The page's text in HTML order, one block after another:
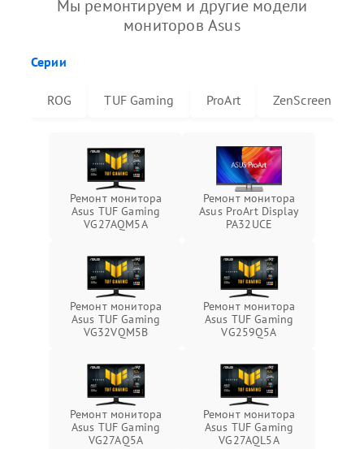
Мы ремонтируем и другие модели
мониторов Asus
Серии
ROG TUF Gaming ProArt ZenScreen
Ремонт монитора
Asus TUF Gaming
VG27AQM5A
Ремонт монитора
Asus ProArt Display
PA32UCE
Ремонт монитора
Asus TUF Gaming
VG32VQM5B
Ремонт монитора
Asus TUF Gaming
VG259Q5A
Ремонт монитора
Asus TUF Gaming
VG27AQ5A
Ремонт монитора
Asus TUF Gaming
VG27AQL5A